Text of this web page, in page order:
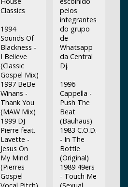
Classics
1994
Sounds Of
Blackness -
I Believe
(Classic
Gospel Mix)
1997 BeBe
Winans -
Thank You
(MAW Mix)
1999 DJ
Pierre feat.
Lavette -
Jesus On
My Mind
(Pierres
Gospel
pelos
integrantes
do grupo
de
Whatsapp
da Central
Dj.
1996
Cappella -
Push The
Beat
(Bauhaus)
1983 C.O.D.
- In The
Bottle
(Original)
1989 49ers
- Touch Me